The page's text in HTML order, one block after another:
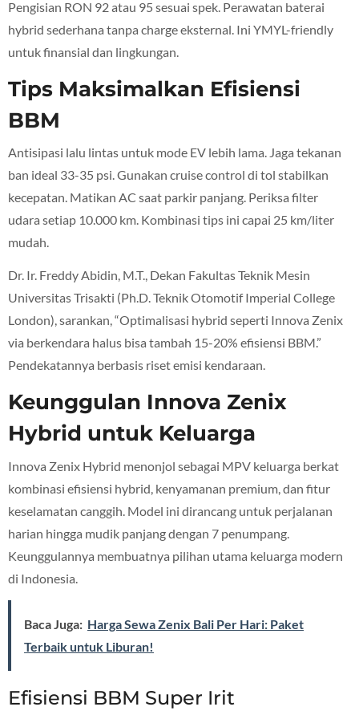
Pengisian RON 92 atau 95 sesuai spek. Perawatan baterai
hybrid sederhana tanpa charge eksternal. Ini YMYL-friendly
untuk finansial dan lingkungan.
Tips Maksimalkan Efisiensi
BBM
Antisipasi lalu lintas untuk mode EV lebih lama. Jaga tekanan
ban ideal 33-35 psi. Gunakan cruise control di tol stabilkan
kecepatan. ​ Matikan AC saat parkir panjang. Periksa filter
udara setiap 10.000 km. Kombinasi tips ini capai 25 km/liter
mudah.
Dr. Ir. Freddy Abidin, M.T., Dekan Fakultas Teknik Mesin
Universitas Trisakti (Ph.D. Teknik Otomotif Imperial College
London), sarankan, “Optimalisasi hybrid seperti Innova Zenix
via berkendara halus bisa tambah 15-20% efisiensi BBM.”
Pendekatannya berbasis riset emisi kendaraan.
Keunggulan Innova Zenix
Hybrid untuk Keluarga
Innova Zenix Hybrid menonjol sebagai MPV keluarga berkat
kombinasi efisiensi hybrid, kenyamanan premium, dan fitur
keselamatan canggih. Model ini dirancang untuk perjalanan
harian hingga mudik panjang dengan 7 penumpang.
Keunggulannya membuatnya pilihan utama keluarga modern
di Indonesia.
Baca Juga: Harga Sewa Zenix Bali Per Hari: Paket
Terbaik untuk Liburan!
Efisiensi BBM Super Irit